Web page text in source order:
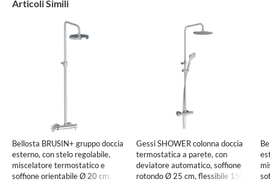
Articoli Simili
Bellosta BRUSIN+ gruppo doccia
esterno, con stelo regolabile,
miscelatore termostatico e
soffione orientabile Ø 20 cm,
Gessi SHOWER colonna doccia
termostatica a parete, con
deviatore automatico, soffione
rotondo Ø 25 cm, flessibile 150